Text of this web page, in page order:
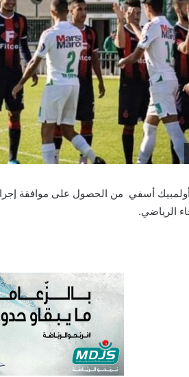
و
ن
ي
أسفي من الحصول على موافقة
الرياضي.